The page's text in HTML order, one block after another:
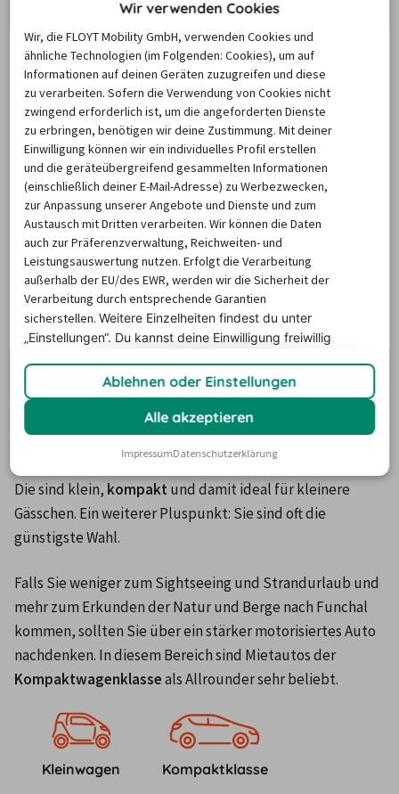
BUCHUNGSTIPPS
Wissenswertes zur
Autovermietung in Funchal
Fahrzeugtypen Autovermietungen
Extras
Abholstationen
Beliebte Mietautos in Funchal
Sobald Sie sich für eine Autovermietung in Funchal
entschieden haben, geht es ans Eingemachte. Welcher
Mietwagen darf es sein? Auf unserer Plattform werden
Economy-Fahrzeuge
gerne für Madeira gewählt.
Die sind klein, kompakt und damit ideal für kleinere
Gässchen. Ein weiterer Pluspunkt: Sie sind oft die
günstigste Wahl.
Falls Sie weniger zum Sightseeing und Strandurlaub und
mehr zum Erkunden der Natur und Berge nach Funchal
kommen, sollten Sie über ein stärker motorisiertes Auto
nachdenken. In diesem Bereich sind Mietautos der
Kompaktwagenklasse als Allrounder sehr beliebt.
Kleinwagen Kompaktklasse
Wir verwenden Cookies
Wir, die FLOYT Mobility GmbH, verwenden Cookies und
ähnliche Technologien (im Folgenden: Cookies), um auf
Informationen auf deinen Geräten zuzugreifen und diese
zu verarbeiten. Sofern die Verwendung von Cookies nicht
zwingend erforderlich ist, um die angeforderten Dienste
zu erbringen, benötigen wir deine Zustimmung. Mit deiner
Einwilligung können wir ein individuelles Profil erstellen
und die geräteübergreifend gesammelten Informationen
(einschließlich deiner E-Mail-Adresse) zu Werbezwecken,
zur Anpassung unserer Angebote und Dienste und zum
Austausch mit Dritten verarbeiten. Wir können die Daten
auch zur Präferenzverwaltung, Reichweiten- und
Leistungsauswertung nutzen. Erfolgt die Verarbeitung
außerhalb der EU/des EWR, werden wir die Sicherheit der
Verarbeitung durch entsprechende Garantien
sicherstellen.Weitere Einzelheiten findest du unter
„Einstellungen“. Du kannst deine Einwilligung freiwillig
Ablehnen oder Einstellungen
Alle akzeptieren
ImpressumDatenschutzerklärung